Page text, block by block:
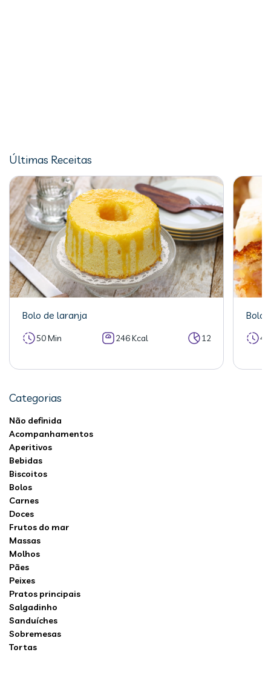
Últimas Receitas
Bolo de laranja
50 Min 246 Kcal 12
Bolo
Categorias
Não definida
Acompanhamentos
Aperitivos
Bebidas
Biscoitos
Bolos
Carnes
Doces
Frutos do mar
Massas
Molhos
Pães
Peixes
Pratos principais
Salgadinho
Sanduíches
Sobremesas
Tortas